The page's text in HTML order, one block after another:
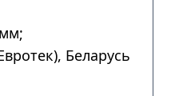
Беларусь